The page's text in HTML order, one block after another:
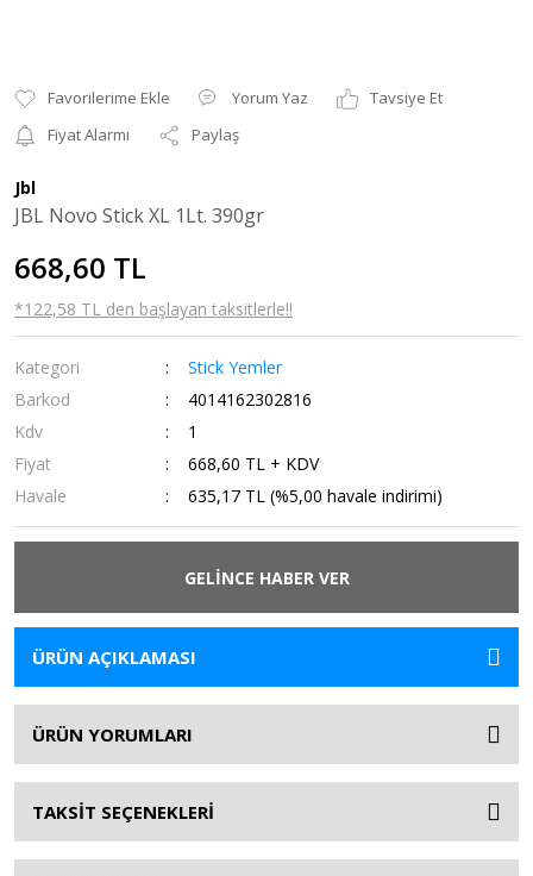
Yorum Yaz
Tavsiye Et
Fiyat Alarmı
Paylaş
Jbl
JBL Novo Stick XL 1Lt. 390gr
668,60 TL
*122,58 TL den başlayan taksitlerle!!
Kategori
Stick Yemler
Barkod
4014162302816
Kdv
1
Fiyat
668,60 TL + KDV
Havale
635,17 TL (%5,00 havale indirimi)
GELİNCE HABER VER
ÜRÜN AÇIKLAMASI
ÜRÜN YORUMLARI
TAKSİT SEÇENEKLERİ